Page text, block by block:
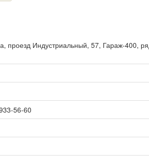
проезд Индустриальный, 57, Гараж-400,
56-60